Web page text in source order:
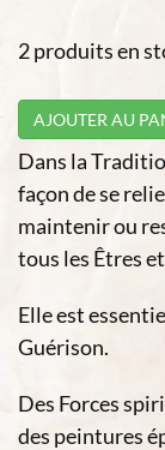
2 produits en
AJOUTER AU
Dans la
façon de se
maintenir ou
tous les Êtres
Elle est
Guérison.
Des Forces
des peintures